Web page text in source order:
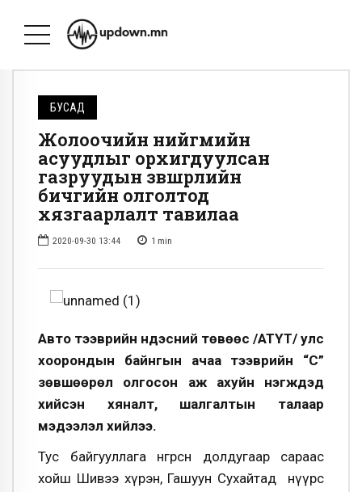
БУСАД
Жолоочийн нийгмийн
асуудлыг орхигдуулсан
газруудын зөвшөөрлийн
бичгийн олголтод
хязгаарлалт тавилаа
2020-09-30 13:44 1 min
Авто тээврийн үндэсний төвөөс /АТҮТ/ улс
хоорондын байнгын ачаа тээврийн “С”
зөвшөөрөл олгосон аж ахуйн нэгжүүдэд
хийсэн хяналт, шалгалтын талаар
мэдээлэл хийлээ.
Тус байгууллага өнгөрсөн долдугаар сараас
хойш Шивээ хүрэн, Гашуун Сухайтад нүүрс